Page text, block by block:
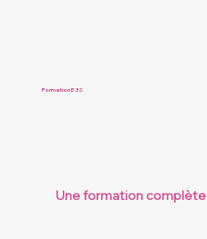
Formation E3S
Une formation